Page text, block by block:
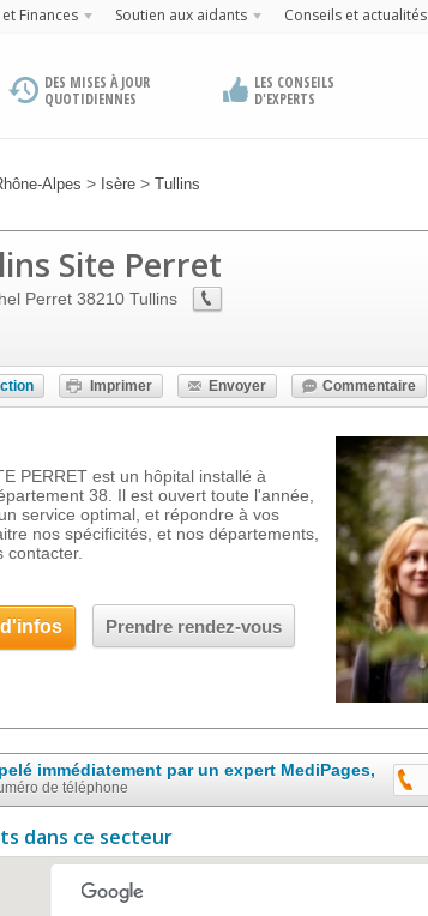
Finances Soutien aux aidants Conseils et actualités
DES MISES À JOUR
QUOTIDIENNES
LES CONSEILS
D'EXPERTS
Alpes > Isère > Tullins
Site Perret
Perret 38210 Tullins
Imprimer Envoyer Commentaire
PERRET est un hôpital installé à
38. Il est ouvert toute l'année,
service optimal, et répondre à vos
nos spécificités, et nos départements,
contacter.
Prendre rendez-vous
immédiatement par un expert MediPages,
de téléphone
dans ce secteur